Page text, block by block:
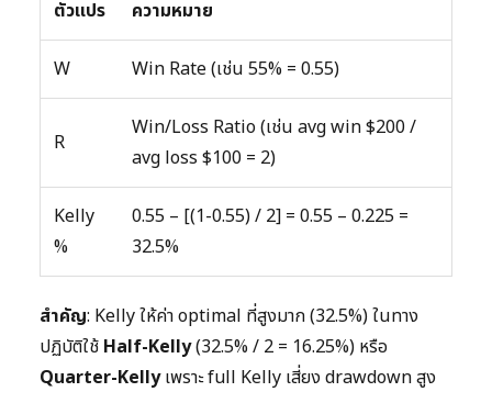
ตัวแปร ความหมาย
W Win Rate (เช่น 55% = 0.55)
R
Win/Loss Ratio (เช่น avg win $200 /
avg loss $100 = 2)
Kelly
%
0.55 – [(1-0.55) / 2] = 0.55 – 0.225 =
32.5%
สำคัญ: Kelly ให้ค่า optimal ที่สูงมาก (32.5%) ในทาง
ปฏิบัติใช้ Half-Kelly(32.5% / 2 = 16.25%) หรือ
Quarter-Kellyเพราะ full Kelly เสี่ยง drawdown สูง